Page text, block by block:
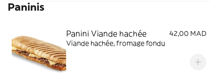
Paninis
Panini Viande hachée
42,00 MAD
Viande hachée, fromage fondu